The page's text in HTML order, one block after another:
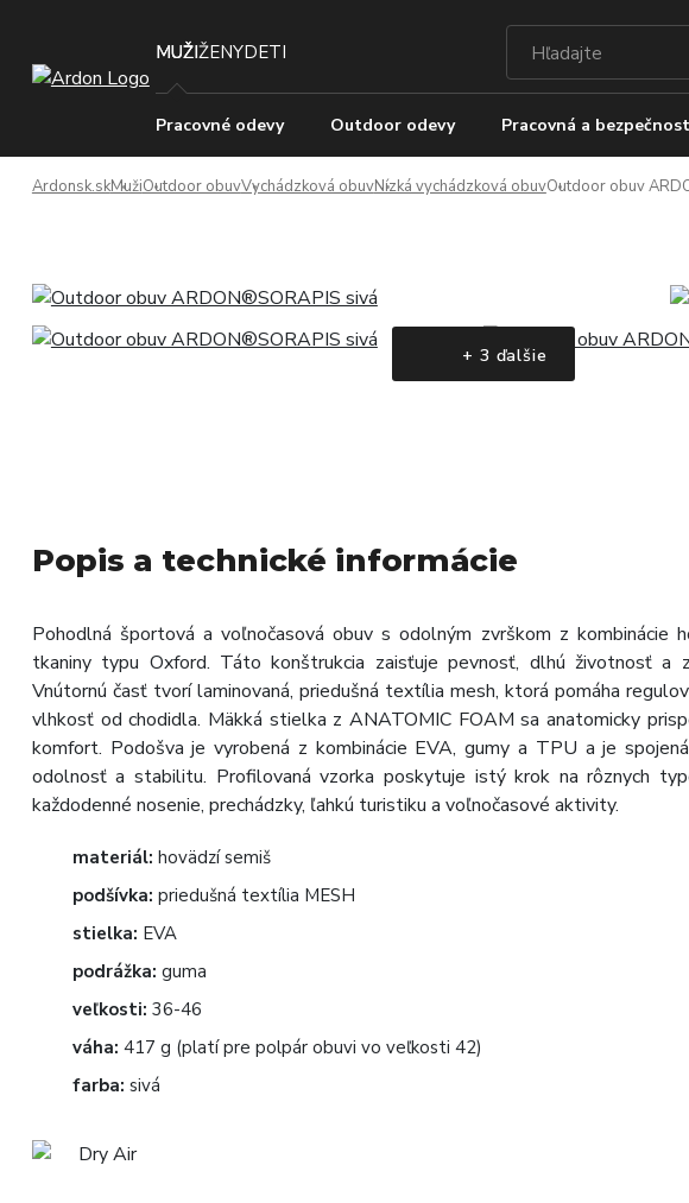
MUŽIŽENYDETI
Pracovné odevy Outdoor odevy Pracovná a
Ardonsk.skMužiOutdoor obuvVychádzková obuvNízká vychádzková obuvOutdoor obuv
+ 3 ďalšie
Popis a technické informácie
Pohodlná športová a voľnočasová obuv s odolným zvrškom z kombinácie
tkaniny typu Oxford. Táto konštrukcia zaisťuje pevnosť, dlhú životnosť a
Vnútornú časť tvorí laminovaná, priedušná textília mesh, ktorá pomáha
vlhkosť od chodidla. Mäkká stielka z ANATOMIC FOAM sa anatomicky
komfort. Podošva je vyrobená z kombinácie EVA, gumy a TPU a je
odolnosť a stabilitu. Profilovaná vzorka poskytuje istý krok na rôznych
každodenné nosenie, prechádzky, ľahkú turistiku a voľnočasové aktivity.
materiál: hovädzí semiš
podšívka: priedušná textília MESH
stielka: EVA
podrážka: guma
veľkosti: 36-46
váha: 417 g (platí pre polpár obuvi vo veľkosti 42)
farba: sivá